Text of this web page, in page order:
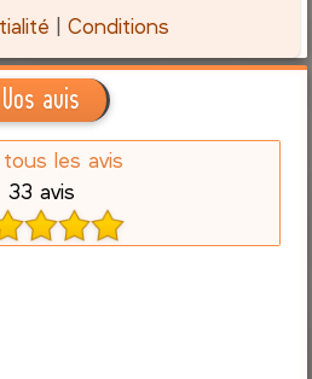
|Conditions
Vos avis
les avis
33 avis